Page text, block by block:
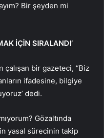
Bir şeyden mi
İÇİN SIRALANDI’
çalışan bir gazeteci, “Biz
ifadesine, bilgiye
dedi.
Gözaltında
yasal sürecinin takip